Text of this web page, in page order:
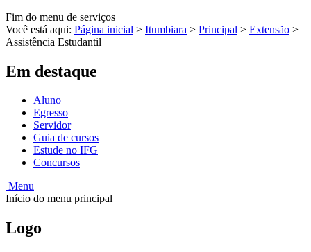
Fim do menu de serviços
Você está aqui: Página inicial > Itumbiara > Principal > Extensão >
Assistência Estudantil
Em destaque
Aluno
Egresso
Servidor
Guia de cursos
Estude no IFG
Concursos
Menu
Início do menu principal
Logo